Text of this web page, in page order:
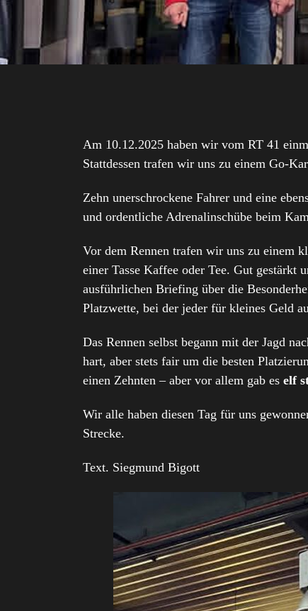
Am 10.12.2025 haben wir vom RT 41
Stattdessen trafen wir uns zu einem
Zehn unerschrockene Fahrer und eine
und ordentliche Adrenalinschübe beim
Vor dem Rennen trafen wir uns zu einem
einer Tasse Kaffee oder Tee. Gut
ausführlichen Briefing über die
Platzwette, bei der jeder für kleines Geld
Das Rennen selbst begann mit der Jagd
hart, aber stets fair um die besten
einen Zehnten – aber vor allem gab es elf
Wir alle haben diesen Tag für uns
Strecke.
Text. Siegmund Bigott